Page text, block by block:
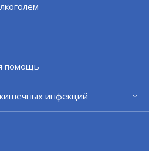
помощь
инфекций